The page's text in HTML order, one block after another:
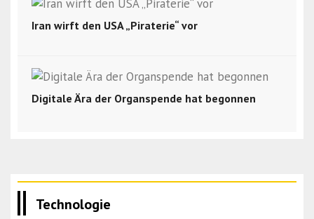
Iran wirft den USA „Piraterie“ vor
Digitale Ära der Organspende hat begonnen
Technologie